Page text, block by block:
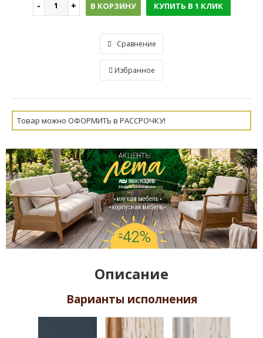
В КОРЗИНУ КУПИТЬ В 1 КЛИК
Сравнение
Избранное
Товар можно ОФОРМИТЬ в РАССРОЧКУ!
Описание
Варианты исполнения